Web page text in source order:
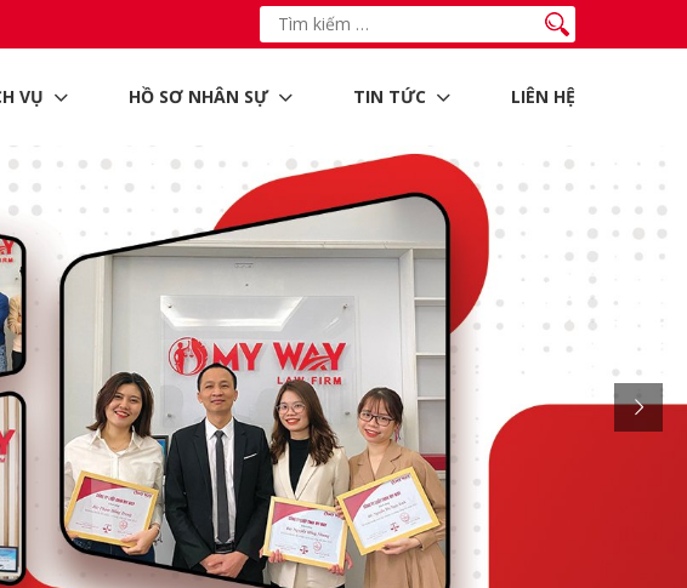
VỤ HỒ SƠ NHÂN SỰ TIN TỨC LIÊN HỆ